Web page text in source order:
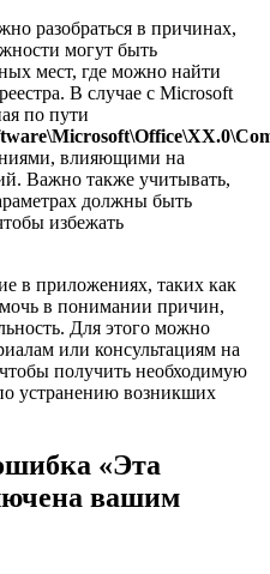
разобраться в причинах,
могут быть
мест, где можно найти
В случае с Microsoft
по пути
влияющими на
Важно также учитывать,
должны быть
избежать
в приложениях, таких как
в понимании причин,
Для этого можно
или консультациям на
получить необходимую
устранению возникших
«Эта
вашим